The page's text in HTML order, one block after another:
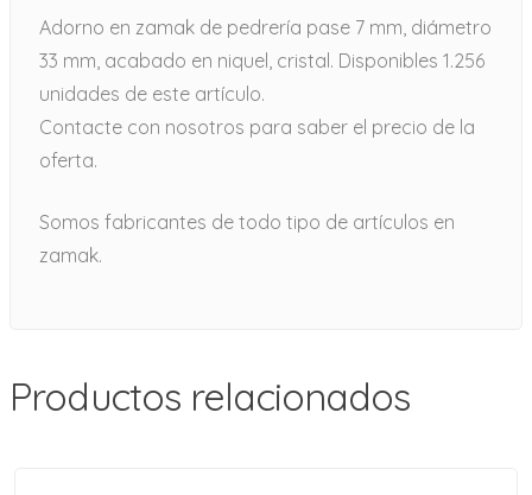
Adorno en zamak de pedrería pase 7 mm, diámetro
33 mm, acabado en niquel, cristal. Disponibles 1.256
unidades de este artículo.
Contacte con nosotros para saber el precio de la
oferta.
Somos fabricantes de todo tipo de artículos en
zamak.
Productos relacionados